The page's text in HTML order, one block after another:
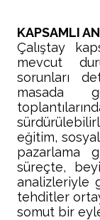
KAPSAMLI
Çalıştay
mevcut
sorunları
masada
eğitim,
pazarlama
süreçte,
analizleriyle
tehditler
somut bir